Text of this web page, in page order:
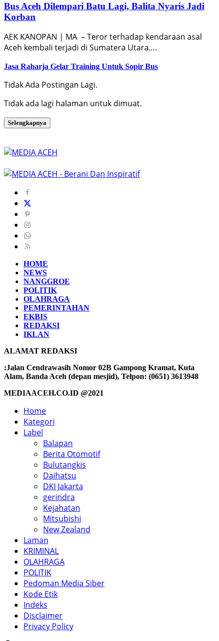
Bus Aceh Dilempari Batu Lagi, Balita Nyaris Jadi
Korban
AEK KANOPAN | MA – Teror terhadap kendaraan asal
Aceh kembali terjadi di Sumatera Utara….
Jasa Raharja Gelar Training Untuk Sopir Bus
Tidak Ada Postingan Lagi.
Tidak ada lagi halaman untuk dimuat.
Selengkapnya
HOME
NEWS
NANGGROE
POLITIK
OLAHRAGA
PEMERINTAHAN
EKBIS
REDAKSI
IKLAN
ALAMAT REDAKSI
:Jalan Cendrawasih Nomor 02B Gampong Kramat, Kuta
Alam, Banda Aceh (depan mesjid), Telpon: (0651) 3613948
MEDIAACEH.CO.ID @2021
Home
Kategori
Label
Balapan
Berita Otomotif
Bulutangkis
Daihatsu
DKI Jakarta
gerindra
Kejahatan
Mitsubishi
New Zealand
Laman
KRIMINAL
OLAHRAGA
POLITIK
Pedoman Media Siber
Kode Etik
Indeks
Disclaimer
Privacy Policy